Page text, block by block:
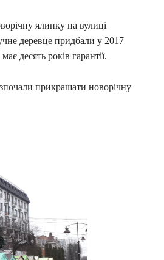
ялинку на вулиці
деревце придбали у 2017
десять років гарантії.
прикрашати новорічну